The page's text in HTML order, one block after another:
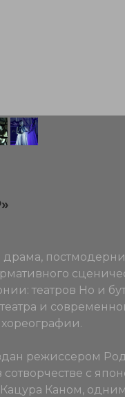
драма,
театров Но и
и
режиссером
с
Каном,